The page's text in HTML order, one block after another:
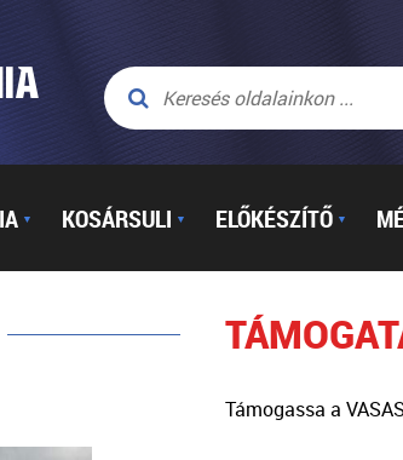
▼ KOSÁRSULI ▼ ELŐKÉSZÍTŐ ▼
Támogassa a